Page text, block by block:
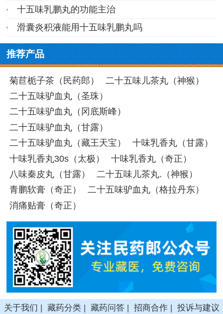
十五味乳鹏丸的功能主治
滑囊炎积液能用十五味乳鹏丸吗
推荐产品
菊苣栀子茶（民药郎）
二十五味儿茶丸（神猴）
二十五味驴血丸（圣珠）
二十五味驴血丸（冈底斯峰）
二十五味驴血丸（甘露）
二十五味驴血丸（藏王天宝）
十味乳香丸（甘露）
十味乳香丸30s（太极）
十味乳香丸（奇正）
八味秦皮丸（甘露）
二十五味儿茶丸.（神猴）
青鹏软膏（奇正）
二十五味驴血丸（格拉丹东）
消痛贴膏（奇正）
关于我们 藏药分类| 藏药问答| 招商合作| 投诉与建议